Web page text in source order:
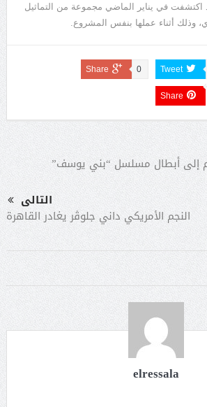
اكتشفت في يناير الماضي مجموعة من التماثيل
وذلك أثناء عملها بنفس المشروع.
Tweet
Share 0
Share
إلى أبطال مسلسل “بني يوسف”
التالى
النجم الأمريكي داني جلوڤر يغادر القاهرة
elressala